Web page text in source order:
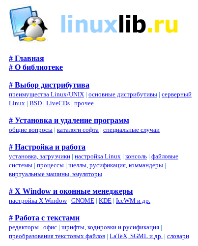
# Главная
# О библиотеке
# Выбор дистрибутива
преимущества Linux/UNIX | основные дистрибутивы | серверный
Linux | BSD | LiveCDs | прочее
# Установка и удаление программ
общие вопросы | каталоги софта | специальные случаи
# Настройка и работа
установка, загрузчики | настройка Linux | консоль | файловые
системы | процессы | шеллы, русификация, коммандеры |
виртуальные машины, эмуляторы
# X Window и оконные менеджеры
настройка X Window| GNOME | KDE | IceWM и др.
# Работа с текстами
редакторы | офис | шрифты, кодировки и русификация |
преобразования текстовых файлов | LaTeX, SGML и др. | словари